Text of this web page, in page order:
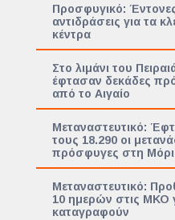
Προσφυγικό:
αντιδράσεις για τα
κέντρα
Στο λιμάνι του
έφτασαν δεκάδες
από το Αιγαίο
Μεταναστευτικό:
τους 18.290 οι
πρόσφυγες στη
Μεταναστευτικό:
10 ημερών στις ΜΚΟ
καταγραφούν